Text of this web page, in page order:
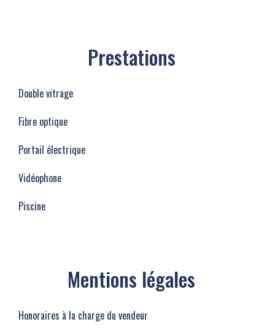
Prestations
Double vitrage
Fibre optique
Portail électrique
Vidéophone
Piscine
Mentions légales
Honoraires à la charge du vendeur